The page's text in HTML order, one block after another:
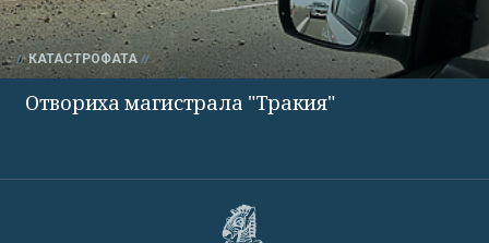
КАТАСТРОФАТА
Отвориха магистрала "Тракия"